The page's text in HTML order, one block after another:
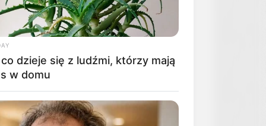
dzieje się z ludźmi, którzy mają
w domu